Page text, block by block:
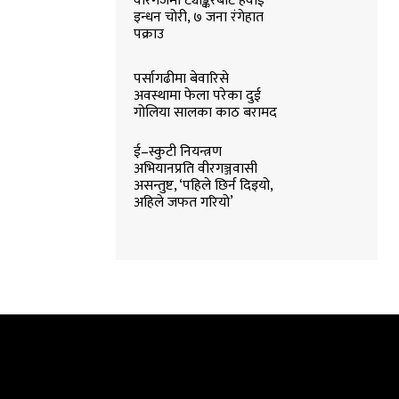
इन्धन चोरी, ७ जना रंगेहात
पक्राउ
पर्सागढीमा बेवारिसे
अवस्थामा फेला परेका दुई
गोलिया सालका काठ बरामद
ई–स्कुटी नियन्त्रण
अभियानप्रति वीरगञ्जवासी
असन्तुष्ट, ‘पहिले छिर्न दिइयो,
अहिले जफत गरियो’